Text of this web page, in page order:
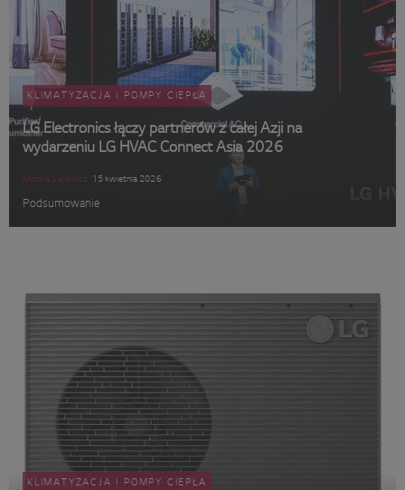
KLIMATYZACJA I POMPY CIEPŁA
LG Electronics łączy partnerów z całej Azji na
wydarzeniu LG HVAC Connect Asia 2026
Monika Siejewicz 15 kwietnia 2026
Podsumowanie
KLIMATYZACJA I POMPY CIEPŁA